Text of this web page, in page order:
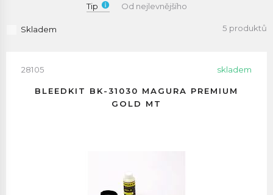
Tip Od nejlevnějšího
Skladem 5 produktů
28105 skladem
BLEEDKIT BK-31030 MAGURA PREMIUM
GOLD MT